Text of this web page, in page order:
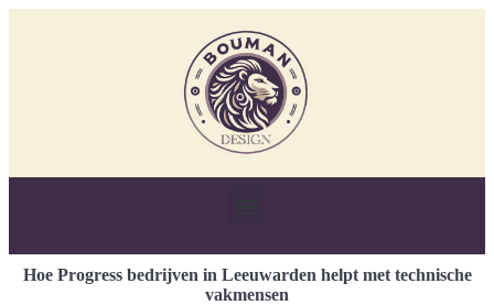
Hoe Progress bedrijven in Leeuwarden helpt met technische
vakmensen